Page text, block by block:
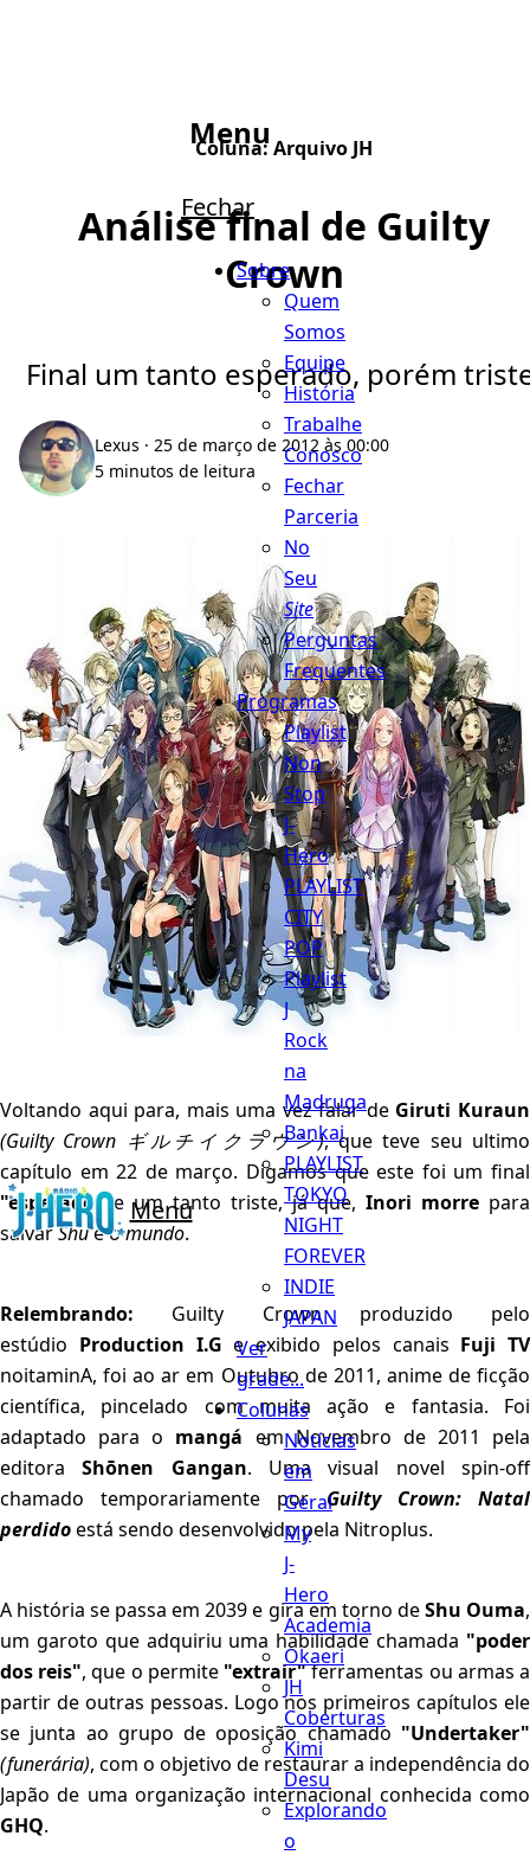
Menu
Menu
Fechar
Sobre
Quem
Somos
Equipe
História
Trabalhe
Conosco
Fechar
Parceria
No
Seu
Site
Perguntas
Frequentes
Programas
Playlist
Non
Stop
J-
Hero
PLAYLIST
CITY
POP
Playlist
J
Rock
na
Madruga
Bankai
PLAYLIST
TOKYO
NIGHT
FOREVER
INDIE
JAPAN
Ver
grade...
Colunas
Notícias
em
Geral
My
J-
Hero
Academia
Okaeri
JH
Coberturas
Kimi
Desu
Explorando
o
Coluna:Arquivo JH
Análise final de Guilty
Crown
Final um tanto esperado, porém
Lexus · 25 de março de 2012 às 00:00
5 minutos de leitura
Voltando aqui para, mais uma vez falar de Giruti Kuraun
(Guilty Crown ギルチイクラウン), que teve seu ultimo
capítulo em 22 de março. Digamos que este foi um final
"esperado"e um tanto triste, já que, Inori morre para
salvarShue omundo.
Relembrando: Guilty Crown produzido pelo
estúdio Production I.G e exibido pelos canais Fuji TV
noitaminA, foi ao ar em Outubro de 2011, anime de ficção
científica, pincelado com muita ação e fantasia. Foi
adaptado para o mangá em Novembro de 2011 pela
editoraShōnen Gangan. Uma visual novel spin-off
chamado temporariamente porGuilty Crown: Natal
perdidoestá sendo desenvolvido pela Nitroplus.
A história se passa em 2039 e gira em torno deShu Ouma,
um garoto que adquiriu uma habilidade chamada "poder
dos reis", que o permite "extrair"ferramentas ou armas a
partir de outras pessoas. Logo nos primeiros capítulos ele
se junta ao grupo de oposição chamado "Undertaker"
(funerária), com o objetivo de restaurar a independência do
Japão de uma organização internacional conhecida como
GHQ.